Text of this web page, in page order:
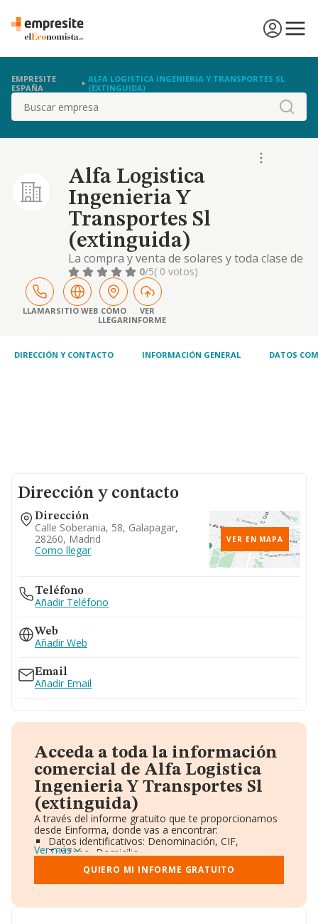
EMPRESITE
ESPAÑA
ALFA LOGISTICA INGENIERIA Y TRANSPORTES SL
(EXTINGUIDA)
Buscar
Alfa Logistica
Ingenieria Y
Transportes Sl
(extinguida)
La compra y venta de solares y toda clase de
fincas rusticas y urbanas. la construccion de
edificio y enajenacion bien por edificios
completos o por pisos y locales resultantes
de su division o bien mediante su explotaci
0/5( 0 votos)
LLAMARSITIO WEB CÓMO
LLEGAR
VER
INFORME
DIRECCIÓN Y CONTACTO INFORMACIÓN GENERAL DATOS
Dirección y contacto
Dirección
Calle Soberania, 58, Galapagar,
28260, Madrid
Como llegar
VER EN MAPA
Teléfono
Añadir Teléfono
Web
Añadir Web
Email
Añadir Email
Acceda a toda la información
comercial de Alfa Logistica
Ingenieria Y Transportes Sl
(extinguida)
A través del informe gratuito que te proporcionamos
desde Einforma, donde vas a encontrar:
Datos identificativos: Denominación, CIF,
Teléfono, Domicilio.
Informe Mercantil Completo (BORME).
Gráficos de Evolución Ventas y Empleados.
Consejo de Administración y Administradores.
Accionistas.
Ver más
QUIERO MI INFORME GRATUITO